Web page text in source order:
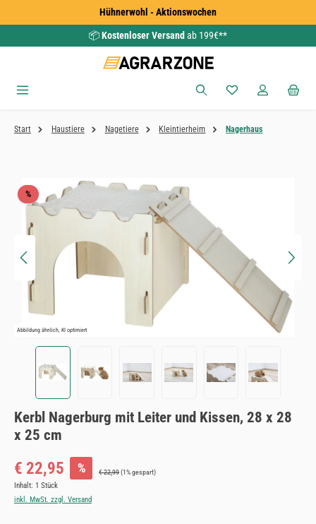
Zum Hauptinhalt springenHühnerwohl - Aktionswochen
📦Kostenloser Versand ab 199€**
Du hast 0
Start Haustiere Nagetiere Kleintierheim Nagerhaus
Bildergalerie überspringen
%Rabatt
Abbildung ähnlich, KI optimiert
Kerbl Nagerburg mit Leiter und Kissen, 28 x 28
x 25 cm
Verkaufspreis:
€ 22,95 % Regulärer Preis:
€ 22,99(1% gespart)
Inhalt: 1 Stück
inkl. MwSt. zzgl. Versand